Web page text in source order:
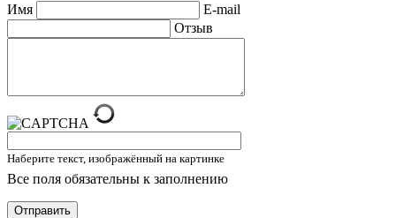
Имя
E-mail
Отзыв
Наберите текст, изображённый на картинке
Все поля обязательны к заполнению
Отправить